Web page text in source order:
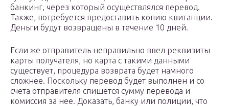
банкинг, через который осуществлялся перевод.
Также, потребуется предоставить копию квитанции.
Деньги будут возвращены в течение 10 дней.
Если же отправитель неправильно ввел реквизиты
карты получателя, но карта с такими данными
существует, процедура возврата будет намного
сложнее. Поскольку перевод будет выполнен и со
счета отправителя спишется сумму перевода и
комиссия за нее. Доказать, банку или полиции, что